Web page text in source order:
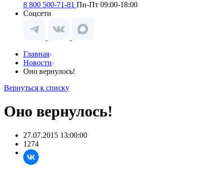
8 800 500-71-81 Пн-Пт 09:00-18:00
Соцсети
Главная
Новости
Оно вернулось!
Вернуться к списку
Оно вернулось!
27.07.2015 13:00:00
1274